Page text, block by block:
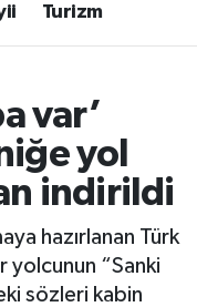
Turizm
var’
yol
indirildi
hazırlanan Türk
yolcunun “Sanki
sözleri kabin